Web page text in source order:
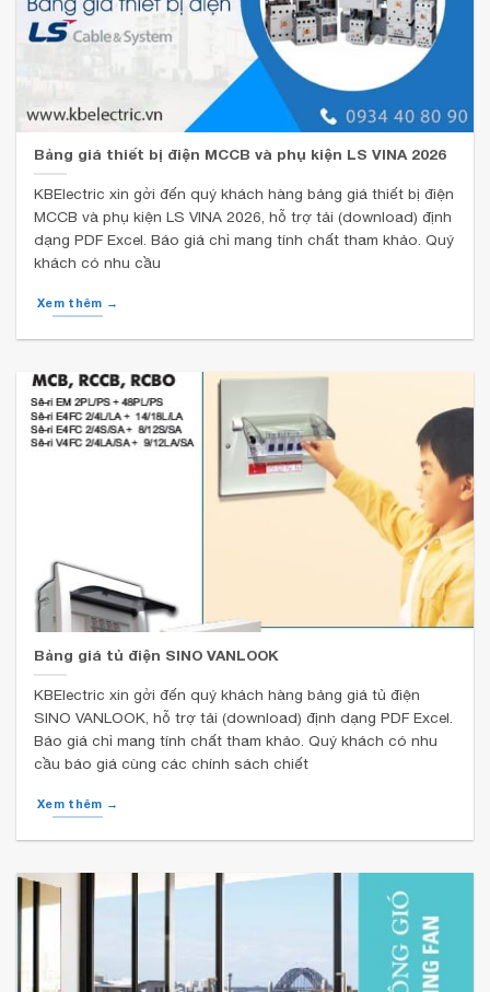
Bảng giá thiết bị điện MCCB và phụ kiện LS VINA 2026
KBElectric xin gởi đến quý khách hàng bảng giá thiết bị điện
MCCB và phụ kiện LS VINA 2026, hỗ trợ tải (download) định
dạng PDF Excel. Báo giá chỉ mang tính chất tham khảo. Quý
khách có nhu cầu
Xem thêm →
Bảng giá tủ điện SINO VANLOOK
KBElectric xin gởi đến quý khách hàng bảng giá tủ điện
SINO VANLOOK, hỗ trợ tải (download) định dạng PDF Excel.
Báo giá chỉ mang tính chất tham khảo. Quý khách có nhu
cầu báo giá cùng các chính sách chiết
Xem thêm →